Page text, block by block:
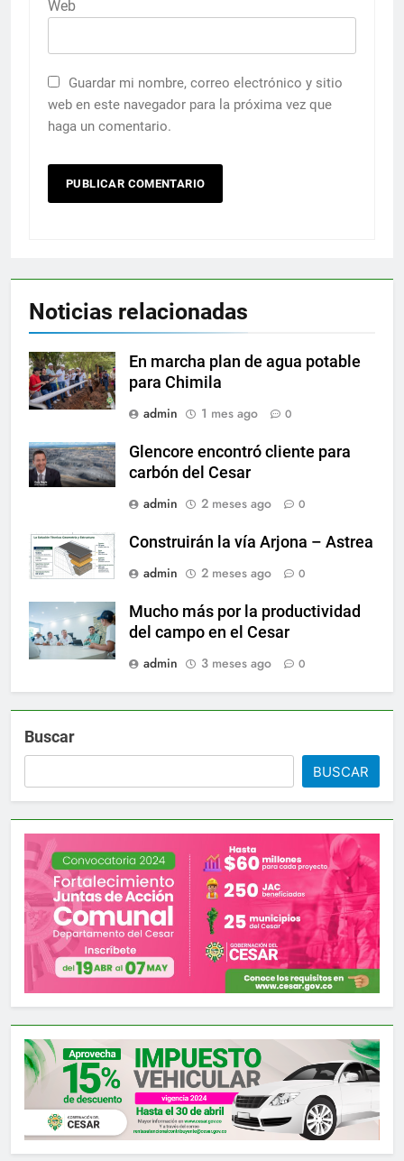
Web
Guardar mi nombre, correo electrónico y sitio
web en este navegador para la próxima vez que
haga un comentario.
Noticias relacionadas
En marcha plan de agua potable
para Chimila
admin
1 mes ago 0
Glencore encontró cliente para
carbón del Cesar
admin
2 meses ago 0
Construirán la vía Arjona – Astrea
admin
2 meses ago 0
Mucho más por la productividad
del campo en el Cesar
admin
3 meses ago 0
Buscar
BUSCAR